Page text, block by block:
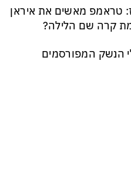
טראמפ מאשים את איראן
קרה שם הלילה?
הנשק המפורסמים